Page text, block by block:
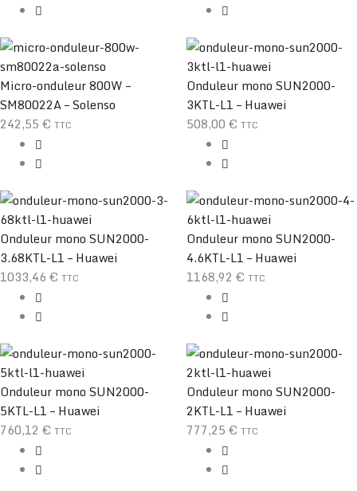
Micro-onduleur 800W –
SM80022A – Solenso
242,55 € TTC
Onduleur mono SUN2000-
3KTL-L1 – Huawei
508,00 € TTC
Onduleur mono SUN2000-
3.68KTL-L1 – Huawei
1033,46 € TTC
Onduleur mono SUN2000-
4.6KTL-L1 – Huawei
1168,92 € TTC
Onduleur mono SUN2000-
5KTL-L1 – Huawei
760,12 € TTC
Onduleur mono SUN2000-
2KTL-L1 – Huawei
777,25 € TTC